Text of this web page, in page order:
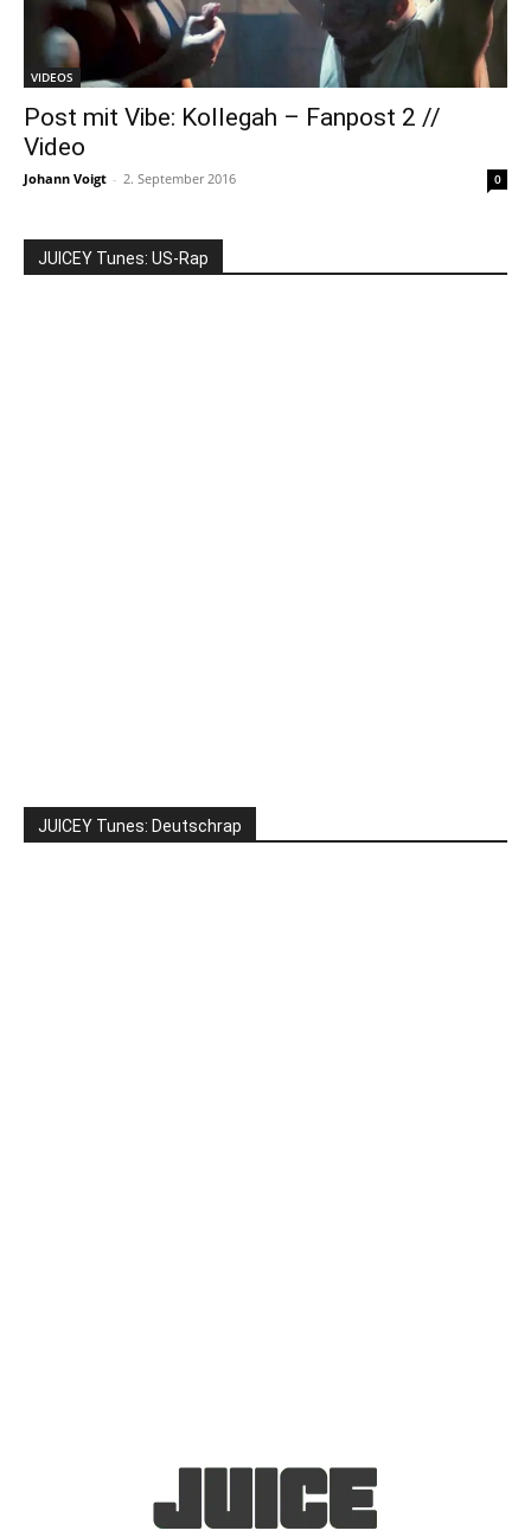
VIDEOS
Post mit Vibe: Kollegah – Fanpost 2 //
Video
Johann Voigt - 2. September 2016 0
JUICEY Tunes: US-Rap
JUICEY Tunes: Deutschrap